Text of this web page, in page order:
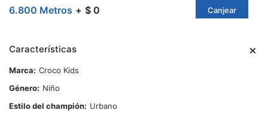
6.800 Metros $ 0 Canjear
Características
Marca
Croco Kids
Género
Niño
Estilo del champión
Urbano